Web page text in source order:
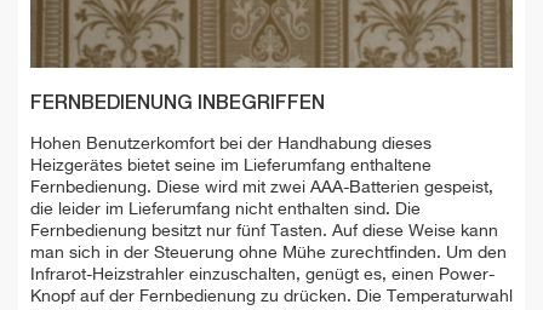
FERNBEDIENUNG INBEGRIFFEN
Hohen Benutzerkomfort bei der Handhabung dieses
Heizgerätes bietet seine im Lieferumfang enthaltene
Fernbedienung. Diese wird mit zwei AAA-Batterien gespeist,
die leider im Lieferumfang nicht enthalten sind. Die
Fernbedienung besitzt nur fünf Tasten. Auf diese Weise kann
man sich in der Steuerung ohne Mühe zurechtfinden. Um den
Infrarot-Heizstrahler einzuschalten, genügt es, einen Power-
Knopf auf der Fernbedienung zu drücken. Die Temperaturwahl